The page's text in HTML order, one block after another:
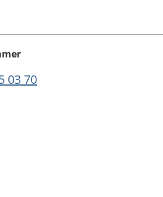
03 70